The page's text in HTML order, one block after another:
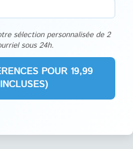
sélection personnalisée de 2
sous 24h.